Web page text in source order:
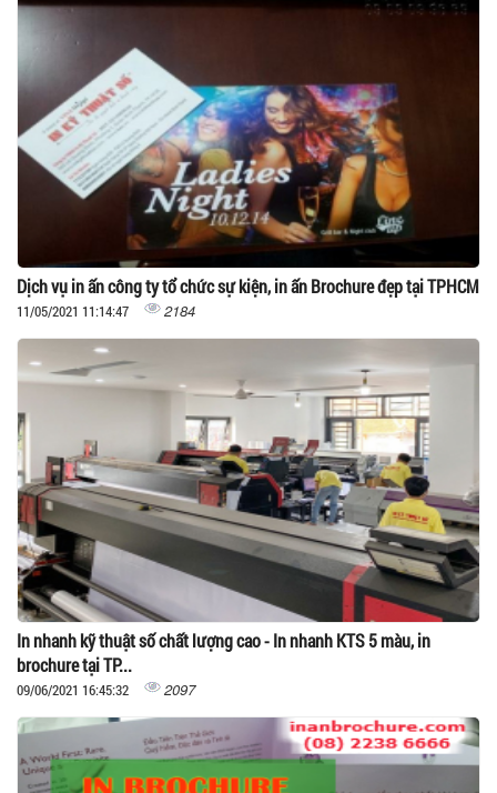
Dịch vụ in ấn công ty tổ chức sự kiện, in ấn Brochure đẹp tại TPHCM
11/05/2021 11:14:47 2184
In nhanh kỹ thuật số chất lượng cao - In nhanh KTS 5 màu, in
brochure tại TP...
09/06/2021 16:45:32 2097